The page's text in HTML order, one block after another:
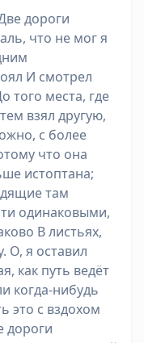
дороги
что не мог я
И смотрел
того места, где
взял другую,
с более
что она
истоптана;
там
одинаковыми,
В листьях,
О, я оставил
как путь ведёт
когда-нибудь
это с вздохом
дороги